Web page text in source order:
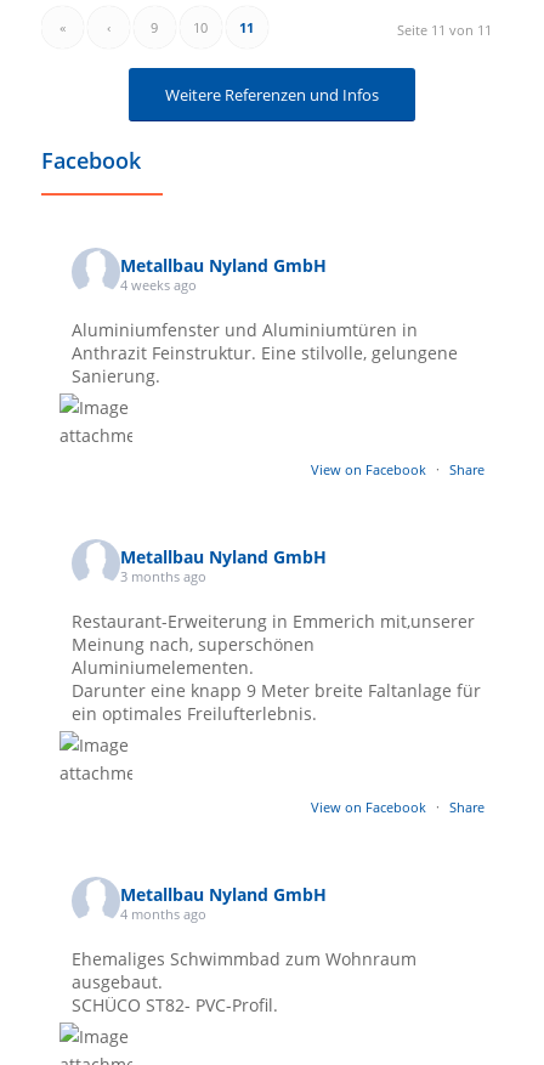
Seite 11 von 11
« ‹ 9 10 11
Weitere Referenzen und Infos
Facebook
Metallbau Nyland GmbH
4 weeks ago
Aluminiumfenster und Aluminiumtüren in
Anthrazit Feinstruktur. Eine stilvolle, gelungene
Sanierung.
View on Facebook · Share
Metallbau Nyland GmbH
3 months ago
Restaurant-Erweiterung in Emmerich mit,unserer
Meinung nach, superschönen
Aluminiumelementen.
Darunter eine knapp 9 Meter breite Faltanlage für
ein optimales Freilufterlebnis.
View on Facebook · Share
Metallbau Nyland GmbH
4 months ago
Ehemaliges Schwimmbad zum Wohnraum
ausgebaut.
SCHÜCO ST82- PVC-Profil.